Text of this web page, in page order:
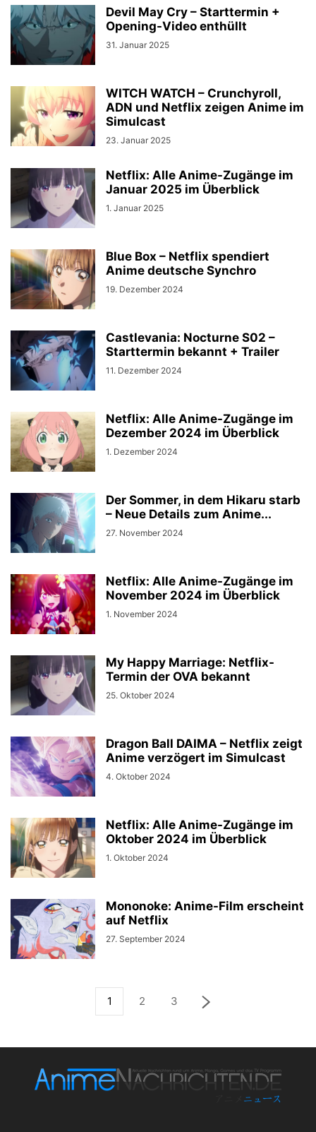
Devil May Cry – Starttermin +
Opening-Video enthüllt
31. Januar 2025
WITCH WATCH – Crunchyroll,
ADN und Netflix zeigen Anime im
Simulcast
23. Januar 2025
Netflix: Alle Anime-Zugänge im
Januar 2025 im Überblick
1. Januar 2025
Blue Box – Netflix spendiert
Anime deutsche Synchro
19. Dezember 2024
Castlevania: Nocturne S02 –
Starttermin bekannt + Trailer
11. Dezember 2024
Netflix: Alle Anime-Zugänge im
Dezember 2024 im Überblick
1. Dezember 2024
Der Sommer, in dem Hikaru starb
– Neue Details zum Anime...
27. November 2024
Netflix: Alle Anime-Zugänge im
November 2024 im Überblick
1. November 2024
My Happy Marriage: Netflix-
Termin der OVA bekannt
25. Oktober 2024
Dragon Ball DAIMA – Netflix zeigt
Anime verzögert im Simulcast
4. Oktober 2024
Netflix: Alle Anime-Zugänge im
Oktober 2024 im Überblick
1. Oktober 2024
Mononoke: Anime-Film erscheint
auf Netflix
27. September 2024
1 2 3